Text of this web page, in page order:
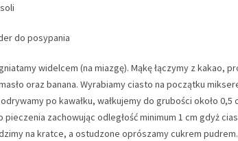
do posypania
widelcem (na miazgę). Mąkę łączymy z kakao,
oraz banana. Wyrabiamy ciasto na początku
po kawałku, wałkujemy do grubości około
pieczenia zachowując odległość minimum 1 cm gdyż
na kratce, a ostudzone oprószamy cukrem pudrem.